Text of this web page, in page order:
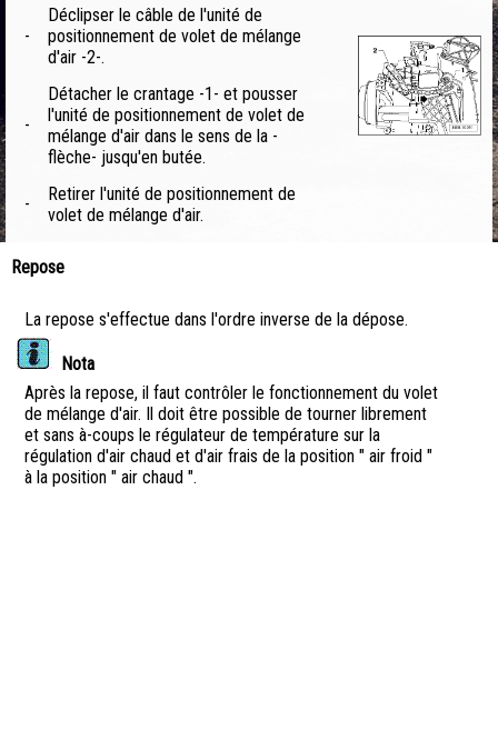
-
Déclipser le câble de l'unité de
positionnement de volet de mélange
d'air -2-.
-
Détacher le crantage -1- et pousser
l'unité de positionnement de volet de
mélange d'air dans le sens de la -
flèche- jusqu'en butée.
-
Retirer l'unité de positionnement de
volet de mélange d'air.
Repose
La repose s'effectue dans l'ordre inverse de la dépose.
Nota
Après la repose, il faut contrôler le fonctionnement du volet
de mélange d'air. Il doit être possible de tourner librement
et sans à-coups le régulateur de température sur la
régulation d'air chaud et d'air frais de la position " air froid "
à la position " air chaud ".